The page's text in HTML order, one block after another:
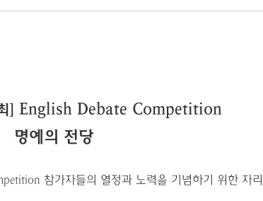
]
프로그램 소개
] English Debate Competition
명예의 전당
참가자들의 열정과 노력을 기념하기 위한 자